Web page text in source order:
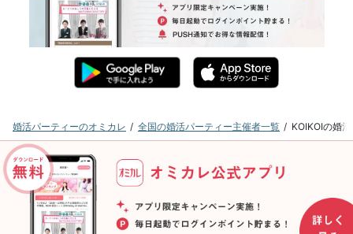
婚活パーティーのオミカレ 全国の婚活パーティー主催者一覧 KOIKOIの婚